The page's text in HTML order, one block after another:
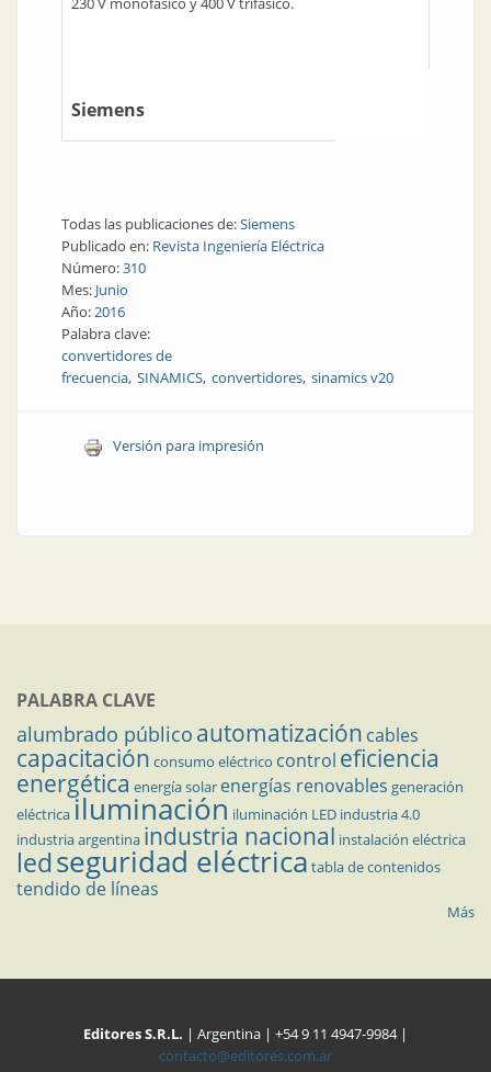
Siemens
Todas las publicaciones de:Siemens
Publicado en: Revista Ingeniería Eléctrica
Número:310
Mes: Junio
Año:2016
Palabra clave:
convertidores de
frecuencia SINAMICS convertidores sinamics v20
Versión para impresión
PALABRA CLAVE
alumbrado público automatización cables
capacitación consumo eléctrico control eficiencia
energética energía solar energías renovables generación
eléctricailuminación iluminación LED industria 4.0
industria argentina industria nacional instalación eléctrica
ledseguridad eléctrica tabla de contenidos
tendido de líneas
Más
Editores S.R.L. | Argentina | +54 9 11 4947-9984 |
contacto@editores.com.ar